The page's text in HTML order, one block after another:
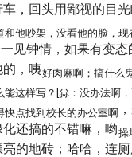
，回头用鄙视的目
和他吵架，没看他的脸，
见钟情，如果有变态
，咦好肉麻啊；搞什么
能这样写？[尛：没办法啊
快点找到校长的办公室啊
还搞的不错嘛，哟操
的地砖；哈哈，连